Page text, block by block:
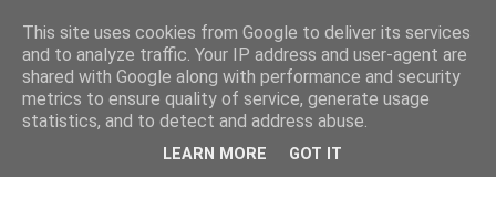
This site uses cookies from Google to deliver its services
and to analyze traffic. Your IP address and user-agent are
shared with Google along with performance and security
metrics to ensure quality of service, generate usage
statistics, and to detect and address abuse.
LEARN MORE GOT IT